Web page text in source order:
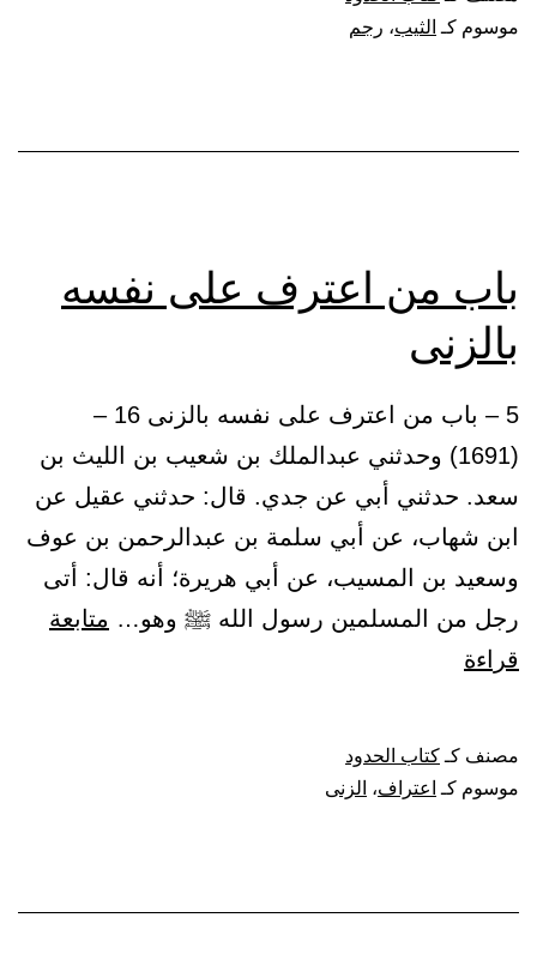
موسوم كـ الثيب، رجم
باب من اعترف على نفسه
بالزنى
5 – باب من اعترف على نفسه بالزنى 16 –
(1691) وحدثني عبدالملك بن شعيب بن الليث بن
سعد. حدثني أبي عن جدي. قال: حدثني عقيل عن
ابن شهاب، عن أبي سلمة بن عبدالرحمن بن عوف
وسعيد بن المسيب، عن أبي هريرة؛ أنه قال: أتى
رجل من المسلمين رسول الله ﷺ وهو… متابعة
قراءة
على
مصنف كـ كتاب الحدود
موسوم كـ اعتراف، الزنى